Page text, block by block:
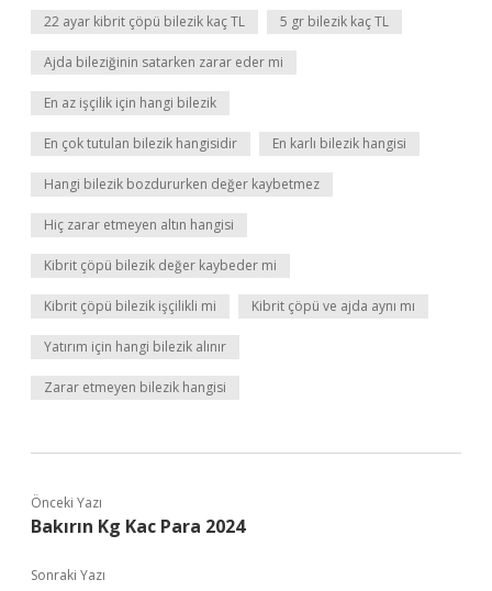
22 ayar kibrit çöpü bilezik kaç TL 5 gr bilezik kaç TL
Ajda bileziğinin satarken zarar eder mi
En az işçilik için hangi bilezik
En çok tutulan bilezik hangisidir En karlı bilezik hangisi
Hangi bilezik bozdururken değer kaybetmez
Hiç zarar etmeyen altın hangisi
Kibrit çöpü bilezik değer kaybeder mi
Kibrit çöpü bilezik işçilikli mi Kibrit çöpü ve ajda aynı mı
Yatırım için hangi bilezik alınır
Zarar etmeyen bilezik hangisi
Önceki Yazı
Bakırın Kg Kac Para 2024
Sonraki Yazı